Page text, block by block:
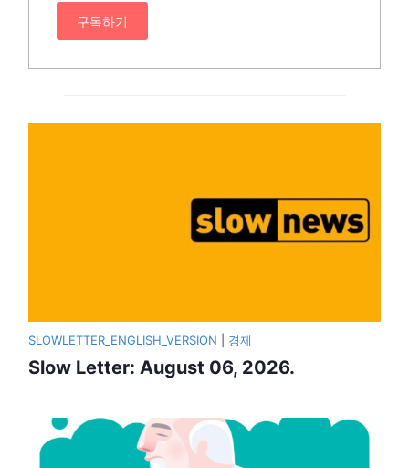
구독하기
SLOWLETTER_ENGLISH_VERSION 경제
Slow Letter: August 06, 2026.